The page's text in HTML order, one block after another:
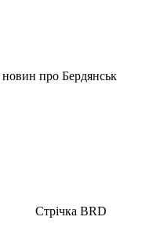
про Бердянськ
Стрічка BRD